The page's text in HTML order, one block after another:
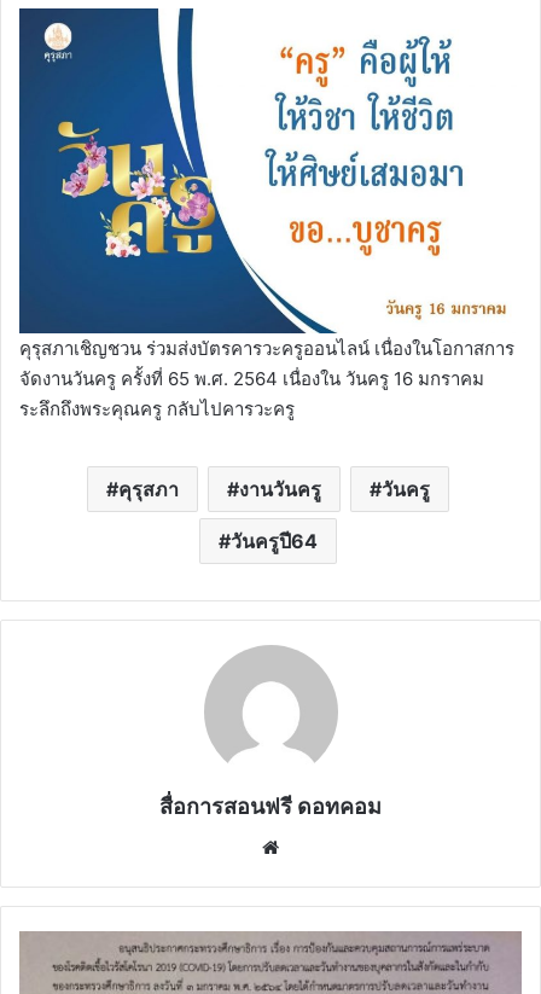
คุรุสภาเชิญชวน ร่วมส่งบัตรคารวะครูออนไลน์ เนื่องในโอกาสการ
จัดงานวันครู ครั้งที่ 65 พ.ศ. 2564 เนื่องใน วันครู 16 มกราคม
ระลึกถึงพระคุณครู กลับไปคารวะครู
คุรุสภา งานวันครู วันครู
วันครูปี64
สื่อการสอนฟรี ดอทคอม
กระทรวง